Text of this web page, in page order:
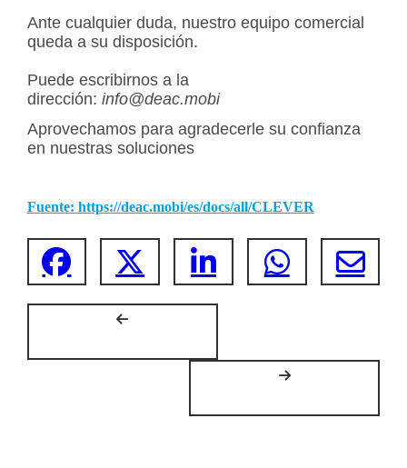
Ante cualquier duda, nuestro equipo comercial
queda a su disposición.
Puede escribirnos a la
dirección: info@deac.mobi
Aprovechamos para agradecerle su confianza
en nuestras soluciones
Fuente: https://deac.mobi/es/docs/all/CLEVER